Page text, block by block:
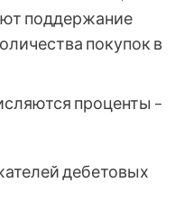
поддержание
покупок в
проценты –
дебетовых